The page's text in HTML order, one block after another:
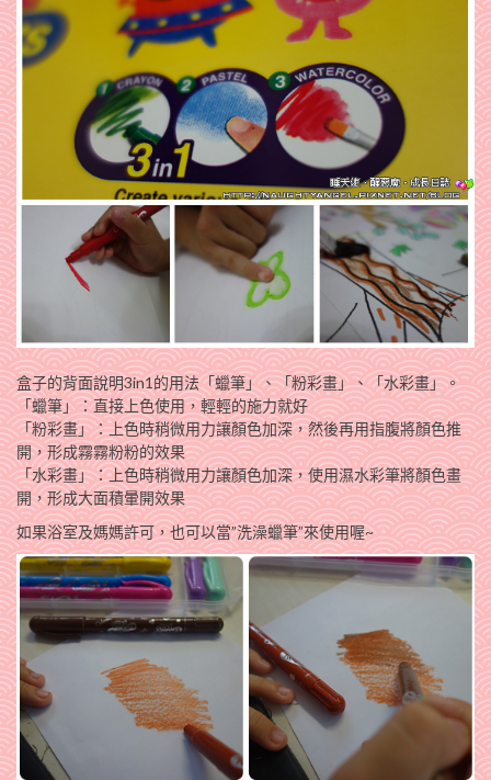
盒子的背面說明3in1的用法「蠟筆」、「粉彩畫」、「水彩畫」。
「蠟筆」：直接上色使用，輕輕的施力就好
「粉彩畫」：上色時稍微用力讓顏色加深，然後再用指腹將顏色推
開，形成霧霧粉粉的效果
「水彩畫」：上色時稍微用力讓顏色加深，使用濕水彩筆將顏色畫
開，形成大面積暈開效果
如果浴室及媽媽許可，也可以當”洗澡蠟筆”來使用喔~